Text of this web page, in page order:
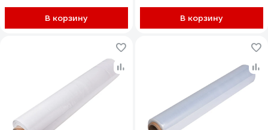
В корзину В корзину